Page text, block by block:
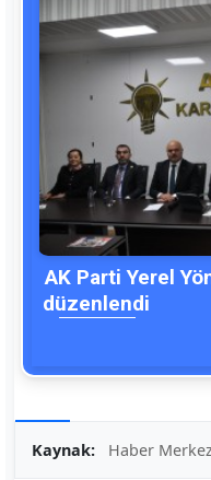
AK Parti Yerel
düzenlendi
Kaynak: Haber